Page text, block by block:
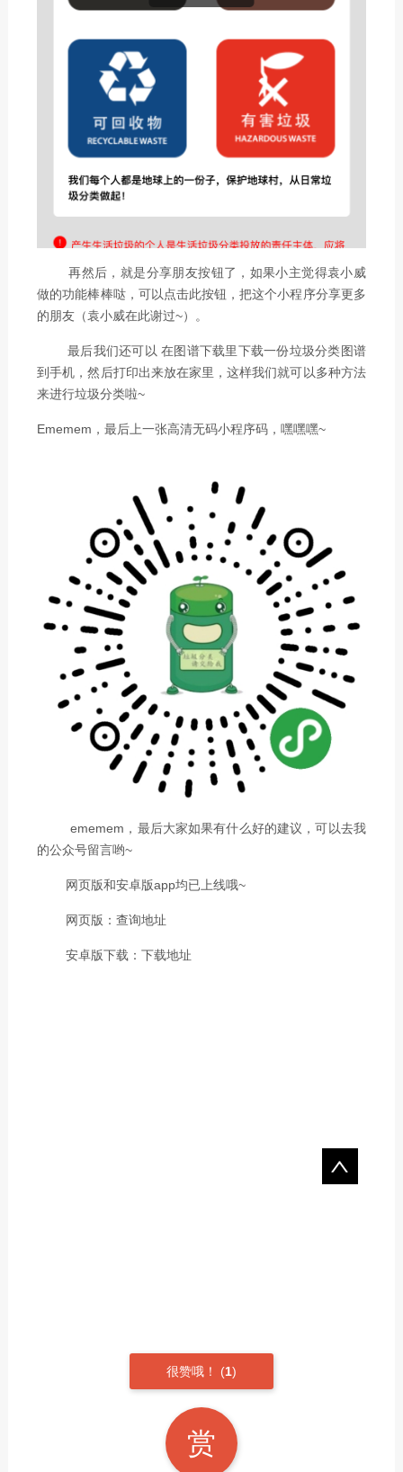
再然后，就是分享朋友按钮了，如果小主觉得袁小威
做的功能棒棒哒，可以点击此按钮，把这个小程序分享更多
的朋友（袁小威在此谢过~）。
最后我们还可以 在图谱下载里下载一份垃圾分类图谱
到手机，然后打印出来放在家里，这样我们就可以多种方法
来进行垃圾分类啦~
Ememem，最后上一张高清无码小程序码，嘿嘿嘿~
ememem，最后大家如果有什么好的建议，可以去我
的公众号留言哟~
网页版和安卓版app均已上线哦~
网页版：查询地址
安卓版下载：下载地址
很赞哦！ (1)
赏